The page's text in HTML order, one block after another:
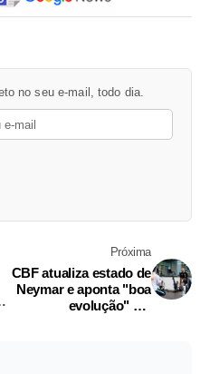
no seu e-mail, todo dia.
Próxima
CBF atualiza estado de
Neymar e aponta "boa
evolução" em